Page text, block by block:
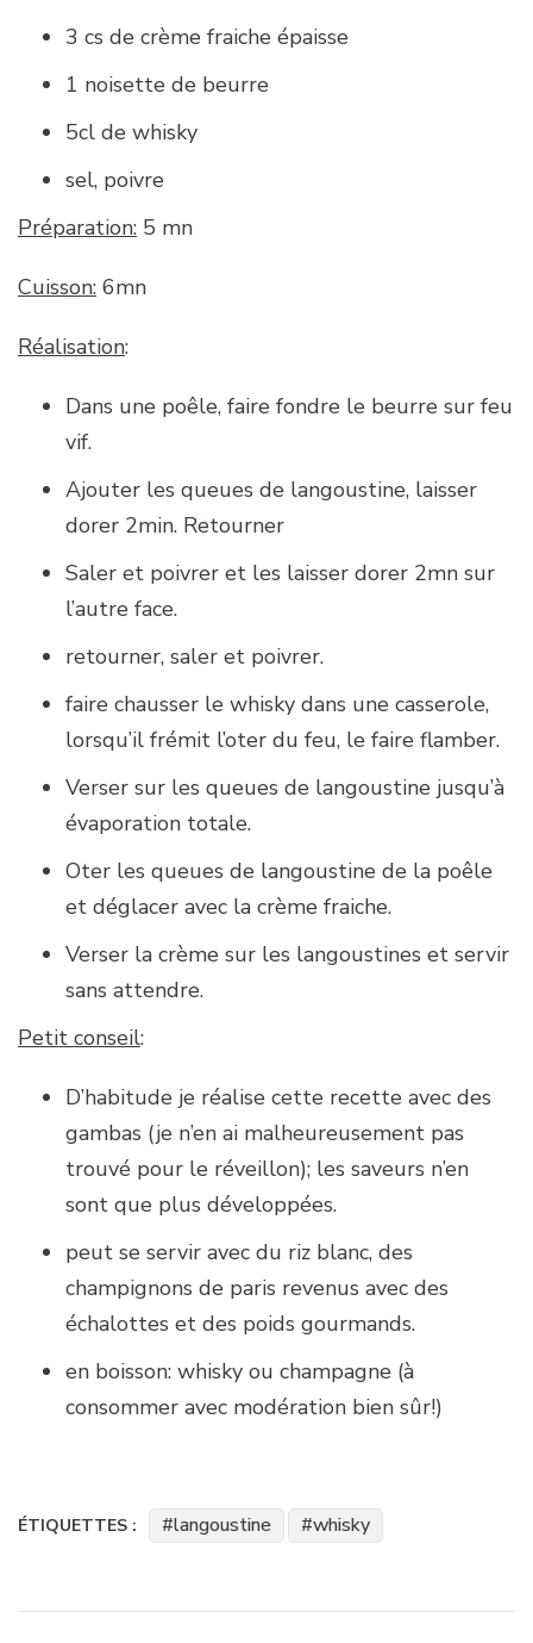
3 cs de crème fraiche épaisse
1 noisette de beurre
5cl de whisky
sel, poivre
Préparation: 5 mn
Cuisson: 6mn
Réalisation:
Dans une poêle, faire fondre le beurre sur feu
vif.
Ajouter les queues de langoustine, laisser
dorer 2min. Retourner
Saler et poivrer et les laisser dorer 2mn sur
l’autre face.
retourner, saler et poivrer.
faire chausser le whisky dans une casserole,
lorsqu’il frémit l’oter du feu, le faire flamber.
Verser sur les queues de langoustine jusqu’à
évaporation totale.
Oter les queues de langoustine de la poêle
et déglacer avec la crème fraiche.
Verser la crème sur les langoustines et servir
sans attendre.
Petit conseil:
D’habitude je réalise cette recette avec des
gambas (je n’en ai malheureusement pas
trouvé pour le réveillon); les saveurs n’en
sont que plus développées.
peut se servir avec du riz blanc, des
champignons de paris revenus avec des
échalottes et des poids gourmands.
en boisson: whisky ou champagne (à
consommer avec modération bien sûr!)
ÉTIQUETTES : langoustine whisky